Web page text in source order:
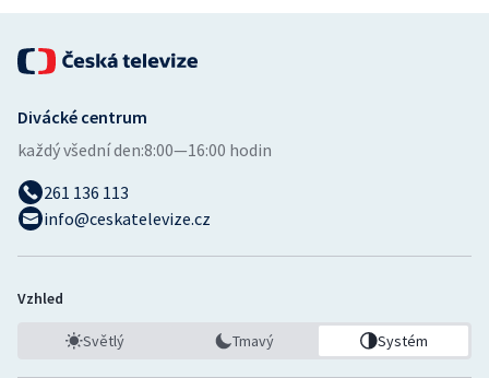
Divácké centrum
každý všední den:8:00—16:00 hodin
261 136 113
info@ceskatelevize.cz
Vzhled
Světlý Tmavý Systém